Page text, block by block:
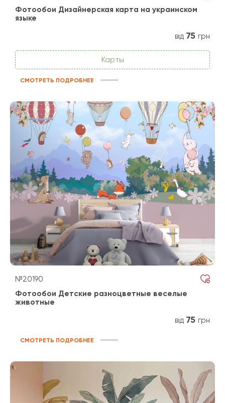
Фотообои Дизайнерская карта на украинском
языке
від 75 грн
Карты
СМОТРЕТЬ ПОДРОБНЕЕ
№20190
Фотообои Детские разноцветные веселые
животные
від 75 грн
СМОТРЕТЬ ПОДРОБНЕЕ